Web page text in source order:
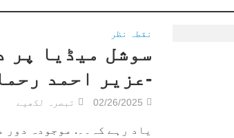
نقطہ نظر
سوشل میڈیا پر
-عزیر احمد
02/26/2025 تبصرہ لکھیے
یاد رہے کہ۔۔. موجودہ دور